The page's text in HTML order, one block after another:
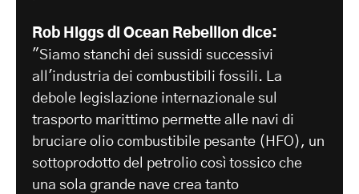
Rob Higgs di Ocean Rebellion dice:
"Siamo stanchi dei sussidi successivi
all'industria dei combustibili fossili. La
debole legislazione internazionale sul
trasporto marittimo permette alle navi di
bruciare olio combustibile pesante (HFO), un
sottoprodotto del petrolio così tossico che
una sola grande nave crea tanto